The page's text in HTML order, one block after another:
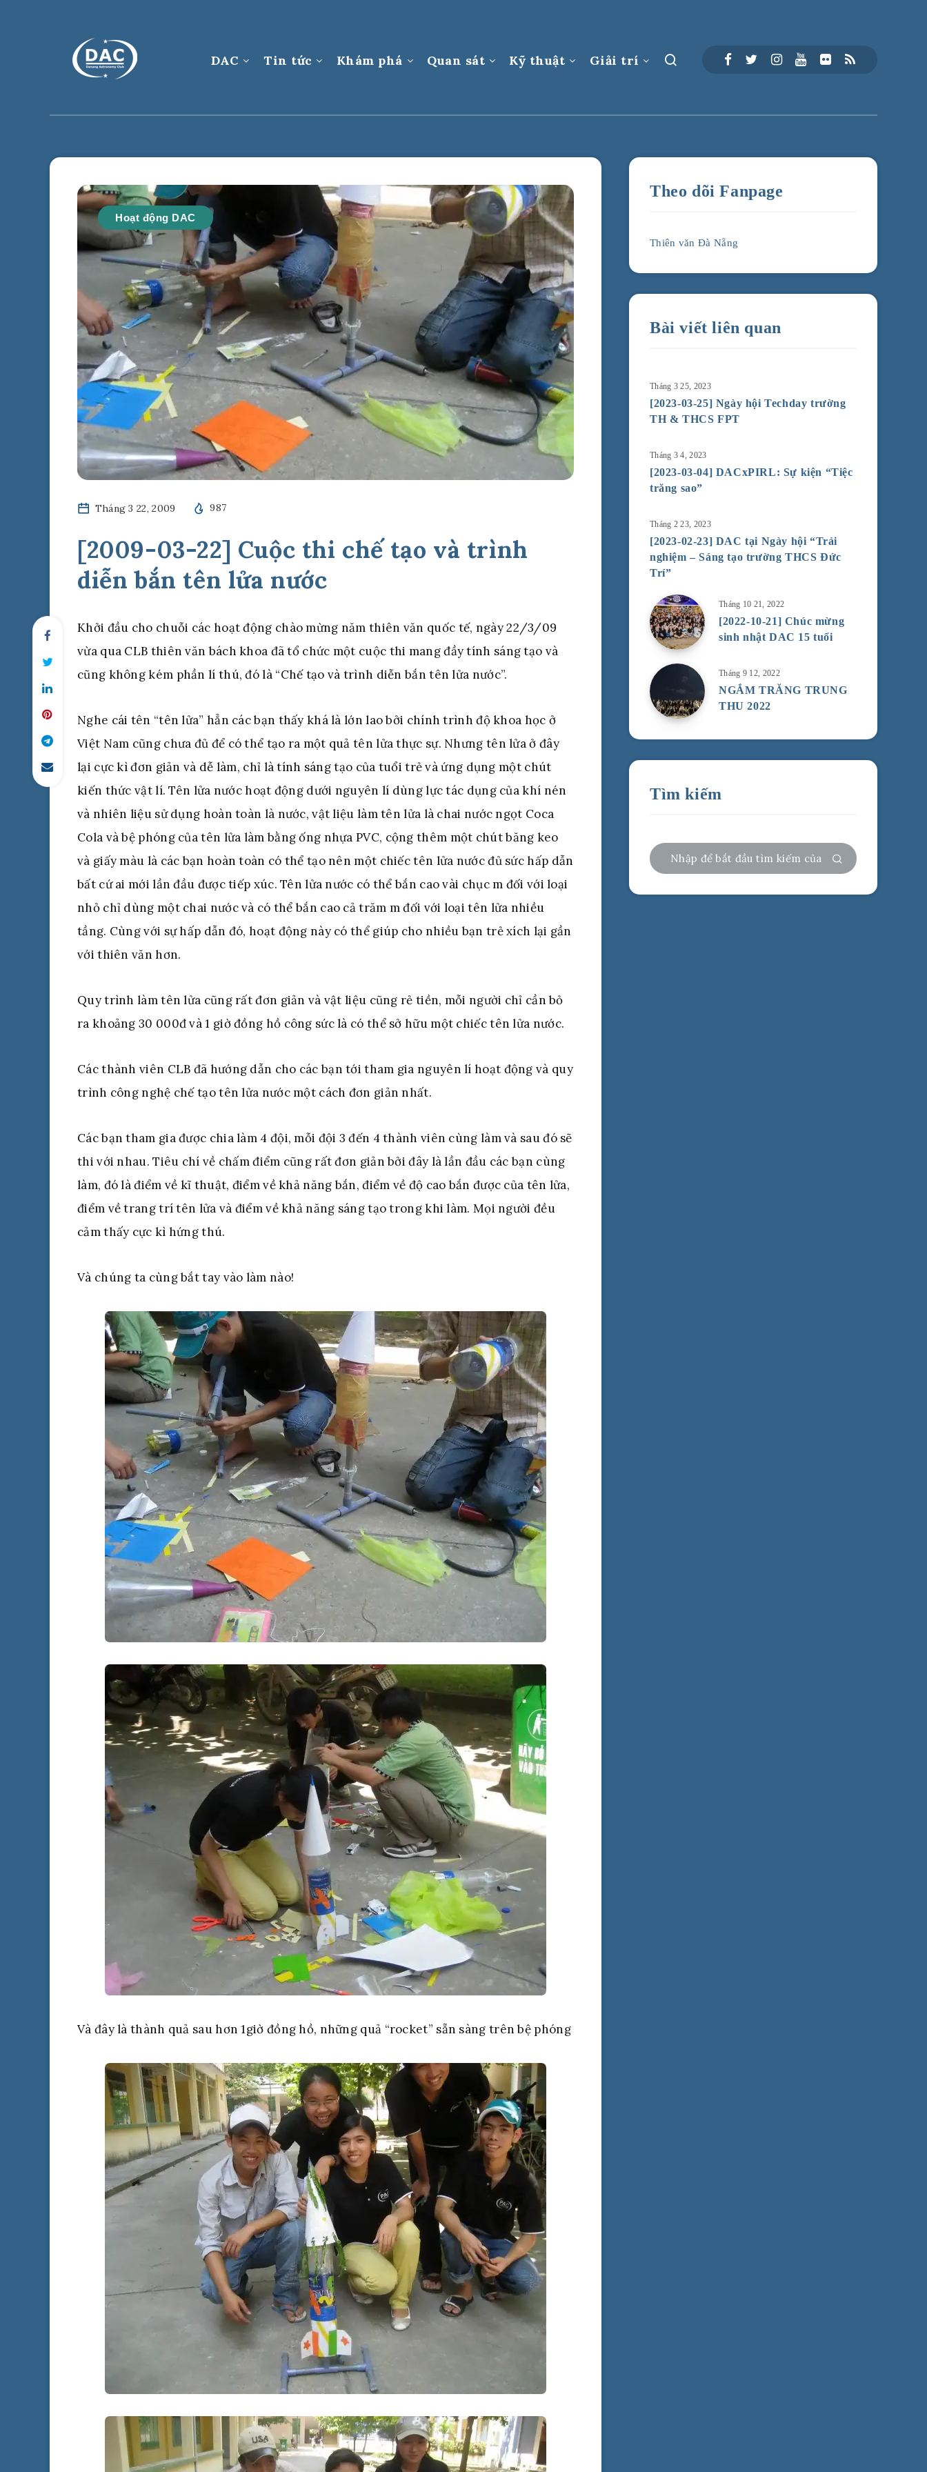
DAC Tin tức Khám phá Quan sát Kỹ thuật Giải trí
Hoạt động DAC
Tháng 3 22, 2009 987
[2009-03-22] Cuộc thi chế tạo và trình
diễn bắn tên lửa nước
Khởi đầu cho chuỗi các hoạt động chào mừng năm thiên văn quốc tế, ngày 22/3/09
vừa qua CLB thiên văn bách khoa đã tổ chức một cuộc thi mang đầy tính sáng tạo và
cũng không kém phần lí thú, đó là “Chế tạo và trình diễn bắn tên lửa nước”.
Nghe cái tên “tên lửa” hẳn các bạn thấy khá là lớn lao bởi chính trình độ khoa học ở
Việt Nam cũng chưa đủ để có thể tạo ra một quả tên lửa thực sự. Nhưng tên lửa ở đây
lại cực kì đơn giản và dễ làm, chỉ là tính sáng tạo của tuổi trẻ và ứng dụng một chút
kiến thức vật lí. Tên lửa nước hoạt động dưới nguyên lí dùng lực tác dụng của khí nén
và nhiên liệu sử dụng hoàn toàn là nước, vật liệu làm tên lửa là chai nước ngọt Coca
Cola và bệ phóng của tên lửa làm bằng ống nhựa PVC, cộng thêm một chút băng keo
và giấy màu là các bạn hoàn toàn có thể tạo nên một chiếc tên lửa nước đủ sức hấp dẫn
bất cứ ai mới lần đầu được tiếp xúc. Tên lửa nước có thể bắn cao vài chục m đối với loại
nhỏ chỉ dùng một chai nước và có thể bắn cao cả trăm m đối với loại tên lửa nhiều
tầng. Cùng với sự hấp dẫn đó, hoạt động này có thể giúp cho nhiều bạn trẻ xích lại gần
với thiên văn hơn.
Quy trình làm tên lửa cũng rất đơn giản và vật liệu cũng rẻ tiền, mỗi người chỉ cần bỏ
ra khoảng 30 000đ và 1 giờ đồng hồ công sức là có thể sở hữu một chiếc tên lửa nước.
Các thành viên CLB đã hướng dẫn cho các bạn tới tham gia nguyên lí hoạt động và quy
trình công nghệ chế tạo tên lửa nước một cách đơn giản nhất.
Các bạn tham gia được chia làm 4 đội, mỗi đội 3 đến 4 thành viên cùng làm và sau đó sẽ
thi với nhau. Tiêu chí về chấm điểm cũng rất đơn giản bởi đây là lần đầu các bạn cùng
làm, đó là điểm về kĩ thuật, điểm về khả năng bắn, điểm về độ cao bắn được của tên lửa,
điểm về trang trí tên lửa và điểm về khả năng sáng tạo trong khi làm. Mọi người đều
cảm thấy cực kì hứng thú.
Và chúng ta cùng bắt tay vào làm nào!
Và đây là thành quả sau hơn 1giờ đồng hồ, những quả “rocket” sẵn sàng trên bệ phóng
Theo dõi Fanpage
Thiên văn Đà Nẵng
Bài viết liên quan
Tháng 3 25, 2023
[2023-03-25] Ngày hội Techday trường
TH & THCS FPT
Tháng 3 4, 2023
[2023-03-04] DACxPIRL: Sự kiện “Tiệc
trăng sao”
Tháng 2 23, 2023
[2023-02-23] DAC tại Ngày hội “Trải
nghiệm – Sáng tạo trường THCS Đức
Trí”
Tháng 10 21, 2022
[2022-10-21] Chúc mừng
sinh nhật DAC 15 tuổi
Tháng 9 12, 2022
NGẮM TRĂNG TRUNG
THU 2022
Tìm kiếm